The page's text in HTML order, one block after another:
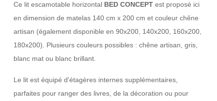
Ce lit escamotable horizontal BED CONCEPT est proposé ici
en dimension de matelas 140 cm x 200 cm et couleur chêne
artisan (également disponible en 90x200, 140x200, 160x200,
180x200). Plusieurs couleurs possibles : chêne artisan, gris,
blanc mat ou blanc brillant.
Le lit est équipé d'étagères internes supplémentaires,
parfaites pour ranger des livres, de la décoration ou pour